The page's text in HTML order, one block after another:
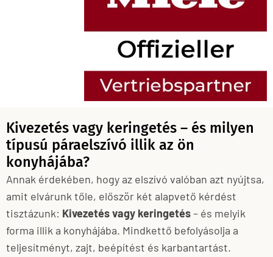
Kivezetés vagy keringetés – és milyen
típusú páraelszívó illik az ön
konyhájába?
Annak érdekében, hogy az elszívó valóban azt nyújtsa,
amit elvárunk tőle, először két alapvető kérdést
tisztázunk: Kivezetés vagy keringetés– és melyik
forma illik a konyhájába. Mindkettő befolyásolja a
teljesítményt, zajt, beépítést és karbantartást.